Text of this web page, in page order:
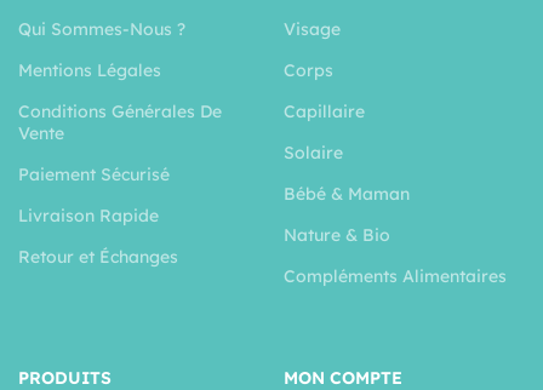
Qui Sommes-Nous ?
Mentions Légales
Conditions Générales De
Vente
Paiement Sécurisé
Livraison Rapide
Retour et Échanges
Visage
Corps
Capillaire
Solaire
Bébé & Maman
Nature & Bio
Compléments Alimentaires
PRODUITS
MON COMPTE